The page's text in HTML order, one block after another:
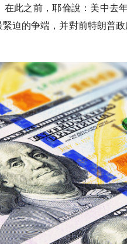
此之前，耶倫說：美中去
迫的争端，并對前特朗普